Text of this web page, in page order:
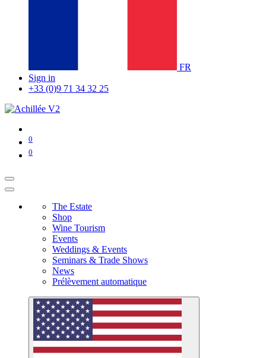
FR
Sign in
+33 (0)9 71 34 32 25
0
0
The Estate
Shop
Wine Tourism
Events
Weddings & Events
Seminars & Trade Shows
News
Prélèvement automatique